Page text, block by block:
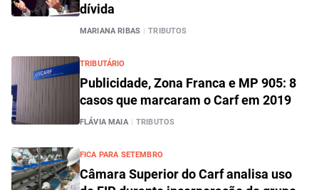
dívida
MARIANA RIBAS | TRIBUTOS
TRIBUTÁRIO
Publicidade, Zona Franca e MP 905: 8
casos que marcaram o Carf em 2019
FLÁVIA MAIA | TRIBUTOS
FICA PARA SETEMBRO
Câmara Superior do Carf analisa uso